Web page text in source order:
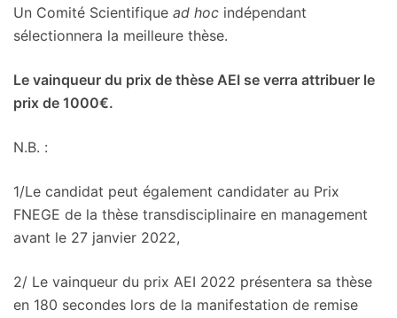
Un Comité Scientifique ad hoc indépendant
sélectionnera la meilleure thèse.
Le vainqueur du prix de thèse AEI se verra attribuer le
prix de 1000€.
N.B. :
1/Le candidat peut également candidater au Prix
FNEGE de la thèse transdisciplinaire en management
avant le 27 janvier 2022,
2/ Le vainqueur du prix AEI 2022 présentera sa thèse
en 180 secondes lors de la manifestation de remise